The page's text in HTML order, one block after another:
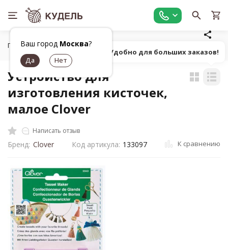
Ваш город Москва?
Главная Фурнитура для рукоделия
Устройство для
изготовления кисточек,
малое Clover
Написать отзыв
Бренд: Clover Код артикула: 133097 К сравнению
Попробуй! Удобно для больших заказов!